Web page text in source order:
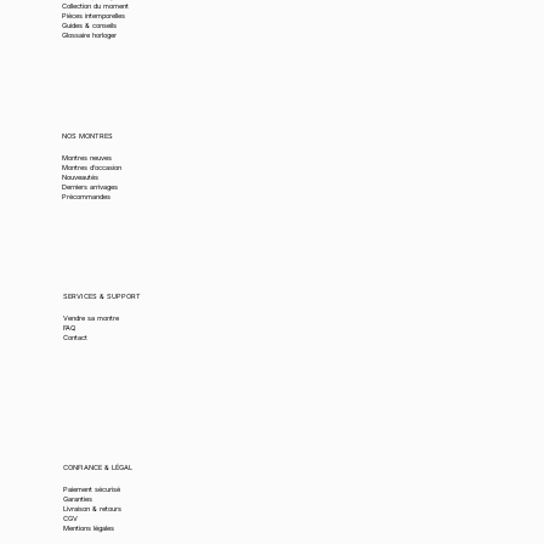
Collection du moment
Pièces intemporelles
Guides & conseils
Glossaire horloger
NOS MONTRES
Montres neuves
Montres d’occasion
Nouveautés
Derniers arrivages
Précommandes
SERVICES & SUPPORT
Vendre sa montre
FAQ
Contact
CONFIANCE & LÉGAL
Paiement sécurisé
Garanties
Livraison & retours
CGV
Mentions légales